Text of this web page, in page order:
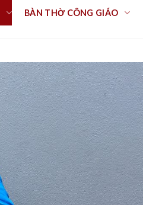
BÀN THỜ CÔNG GIÁO